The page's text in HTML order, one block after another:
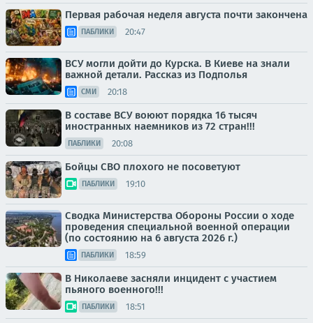
Первая рабочая неделя августа почти закончена
ПАБЛИКИ 20:47
ВСУ могли дойти до Курска. В Киеве на знали
важной детали. Рассказ из Подполья
СМИ 20:18
В составе ВСУ воюют порядка 16 тысяч
иностранных наемников из 72 стран!!!
ПАБЛИКИ 20:08
Бойцы СВО плохого не посоветуют
ПАБЛИКИ 19:10
Сводка Министерства Обороны России о ходе
проведения специальной военной операции
(по состоянию на 6 августа 2026 г.)
ПАБЛИКИ 18:59
В Николаеве засняли инцидент с участием
пьяного военного!!!
ПАБЛИКИ 18:51